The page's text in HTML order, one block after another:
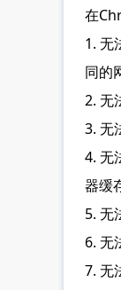
在
1. 无
同的
2. 无
3. 无
4. 无
器缓
5. 无
6. 无
7. 无